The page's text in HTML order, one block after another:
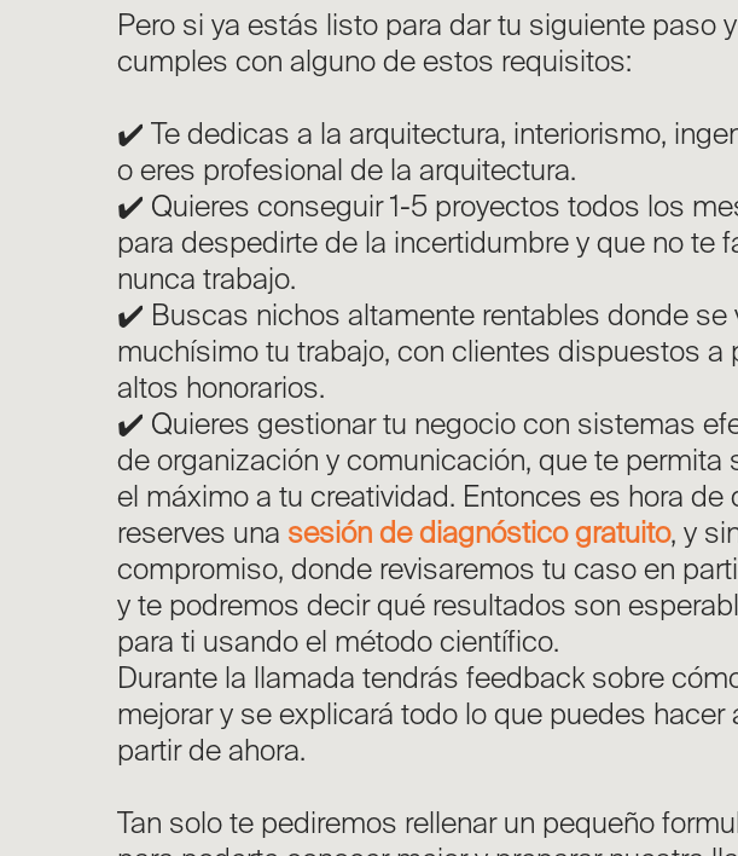
Pero si ya estás listo para dar tu siguiente paso y
cumples con alguno de estos requisitos:
✔️ Te dedicas a la arquitectura, interiorismo,
o eres profesional de la arquitectura.
✔️ Quieres conseguir 1-5 proyectos todos los
para despedirte de la incertidumbre y que no te
nunca trabajo.
✔️ Buscas nichos altamente rentables donde se
muchísimo tu trabajo, con clientes dispuestos a
altos honorarios.
✔️ Quieres gestionar tu negocio con sistemas
de organización y comunicación, que te permita
el máximo a tu creatividad. Entonces es hora de
reserves una sesión de diagnóstico gratuito, y
compromiso, donde revisaremos tu caso en
y te podremos decir qué resultados son
para ti usando el método científico.
Durante la llamada tendrás feedback sobre
mejorar y se explicará todo lo que puedes hacer
partir de ahora.
Tan solo te pediremos rellenar un pequeño